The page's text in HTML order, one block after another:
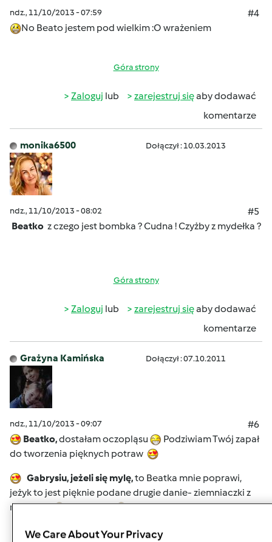
ndz., 11/10/2013 - 07:59
#4
No Beato jestem pod wielkim :O wrażeniem
Góra strony
Zaloguj lub zarejestruj sięaby dodawać
komentarze
monika6500 Dołączył : 10.03.2013
ndz., 11/10/2013 - 08:02
#5
Beatko z czego jest bombka ? Cudna ! Czyżby z mydełka ?
Góra strony
Zaloguj lub zarejestruj sięaby dodawać
komentarze
Grażyna Kamińska Dołączył : 07.10.2011
ndz., 11/10/2013 - 09:07
#6
Beatko,dostałam oczopląsu
Podziwiam Twój zapał
do tworzenia pięknych potraw
Gabrysiu, jeżeli się mylę,to Beatka mnie poprawi,
jeżyk to jest pięknie podane drugie danie- ziemniaczki z
mięskiem
Arcydzieło
We Care About Your Privacy